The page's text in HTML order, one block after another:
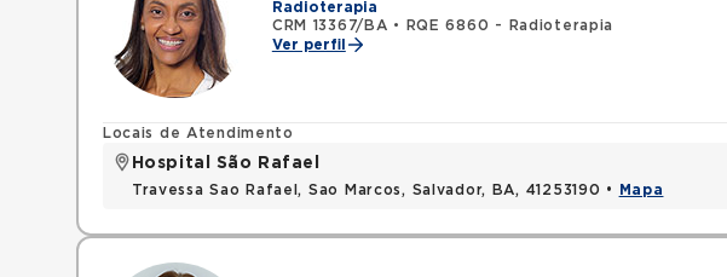
Radioterapia
CRM 13367/BA •
RQE 6860 - Radioterapia
Ver perfil
Locais de Atendimento
Hospital São Rafael
Travessa Sao Rafael, Sao Marcos, Salvador, BA, 41253190 • Mapa